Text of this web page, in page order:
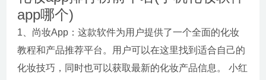
app哪个)
1、尚妆App：这款软件为用户提供了一个全面的化妆
教程和产品推荐平台。用户可以在这里找到适合自己的
化妆技巧，同时也可以获取最新的化妆产品信息。 小红